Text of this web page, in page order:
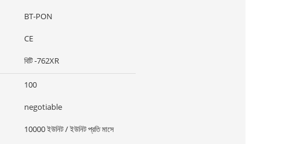
BT-PON
CE
বিটি -762XR
100
negotiable
10000 ইউনিট / ইউনিট প্রতি মাসে